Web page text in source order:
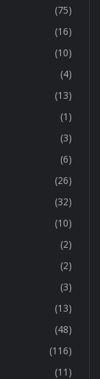
(75)
(16)
(10)
(4)
(13)
(1)
(3)
(6)
(26)
(32)
(10)
(2)
(2)
(3)
(13)
(48)
(116)
(11)